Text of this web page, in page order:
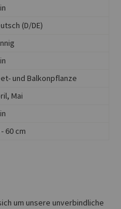
(D/DE)
und Balkonpflanze
, Mai
60 cm
um unsere unverbindliche